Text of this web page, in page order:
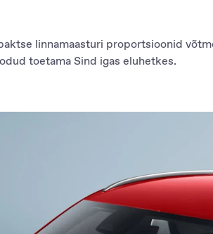
linnamaasturi proportsioonid
toetama Sind igas eluhetkes.